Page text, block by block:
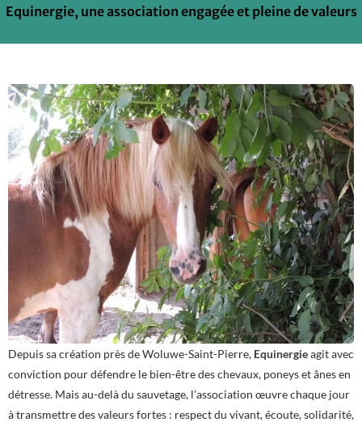
Equinergie, une association engagée et pleine de valeurs
Depuis sa création près de Woluwe-Saint-Pierre, Equinergieagit avec
conviction pour défendre le bien-être des chevaux, poneys et ânes en
détresse. Mais au-delà du sauvetage, l’association œuvre chaque jour
à transmettre des valeurs fortes : respect du vivant, écoute, solidarité,